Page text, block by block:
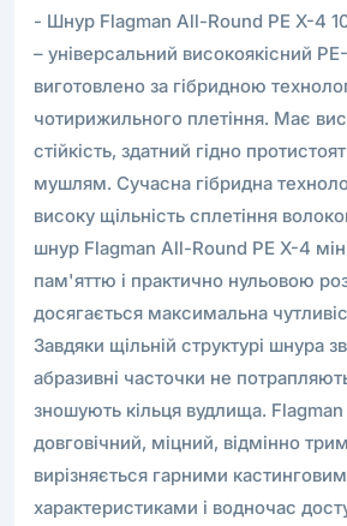
- Шнур Flagman All-Round PE X-4
– універсальний високоякісний
виготовлено за гібридною
чотирижильного плетіння. Має
стійкість, здатний гідно
мушлям. Сучасна гібридна
високу щільність сплетіння
шнур Flagman All-Round PE X-4
пам'яттю і практично нульовою
досягається максимальна
Завдяки щільній структурі шнура
абразивні часточки не
зношують кільця вудлища.
довговічний, міцний, відмінно
вирізняється гарними
характеристиками і водночас